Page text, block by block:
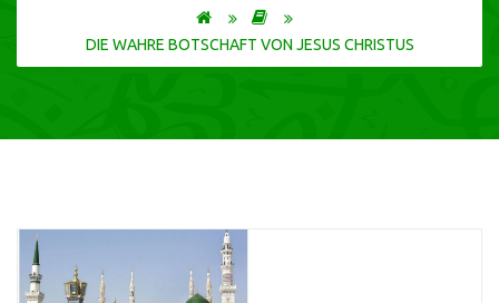
DIE WAHRE BOTSCHAFT VON JESUS CHRISTUS